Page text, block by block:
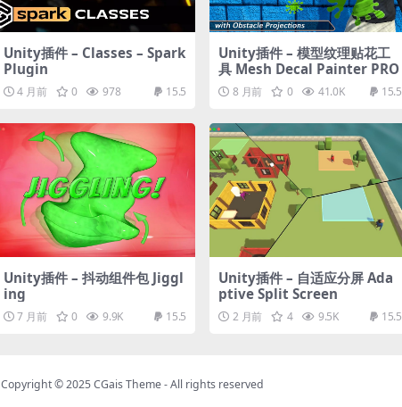
Unity插件 – Classes – Spark
Plugin
4 月前 0 978 15.5
Unity插件 – 模型纹理贴花工
具 Mesh Decal Painter PRO
8 月前 0 41.0K 15.5
Unity插件 – 抖动组件包 Jiggl
ing
7 月前 0 9.9K 15.5
Unity插件 – 自适应分屏 Ada
ptive Split Screen
2 月前 4 9.5K 15.5
Copyright © 2025CGais Theme- All rights reserved